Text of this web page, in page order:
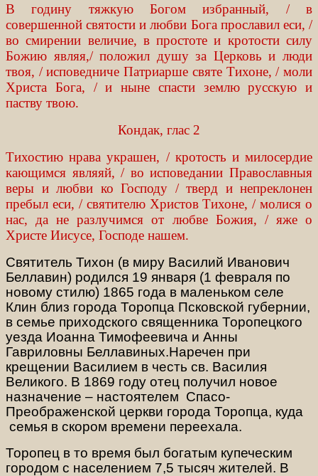
В годину тяжкую Богом избранный, / в
совершенной святости и любви Бога прославил еси, /
во смирении величие, в простоте и кротости силу
Божию являя,/ положил душу за Церковь и люди
твоя, / исповедниче Патриарше святе Тихоне, / моли
Христа Бога, / и ныне спасти землю русскую и
паству твою.
Кондак, глас 2
Тихостию нрава украшен, / кротость и милосердие
кающимся являяй, / во исповедании Православныя
веры и любви ко Господу / тверд и непреклонен
пребыл еси, / святителю Христов Тихоне, / молися о
нас, да не разлучимся от любве Божия, / яже о
Христе Иисусе, Господе нашем.
Святитель Тихон (в миру Василий Иванович
Беллавин) родился 19 января (1 февраля по
новому стилю) 1865 года в маленьком селе
Клин близ города Торопца Псковской губернии,
в семье приходского священника Торопецкого
уезда Иоанна Тимофеевича и Анны
Гавриловны Беллавиных.Наречен при
крещении Василием в честь св. Василия
Великого. В 1869 году отец получил новое
назначение – настоятелем Спасо-
Преображенской церкви города Торопца, куда
семья в скором времени переехала.
Торопец в то время был богатым купеческим
городом с населением 7,5 тысяч жителей. В